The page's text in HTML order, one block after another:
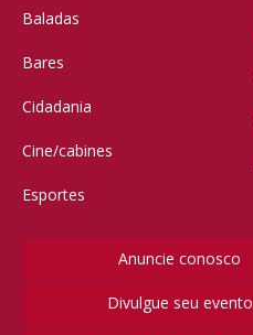
Baladas
Bares
Cidadania
Cine/cabines
Esportes
Anuncie conosco
Divulgue seu evento